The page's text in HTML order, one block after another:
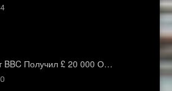
BBC Получил £ 20 000 О…